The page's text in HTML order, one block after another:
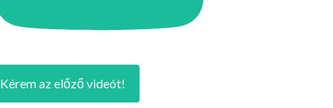
Kérem az előző videót!